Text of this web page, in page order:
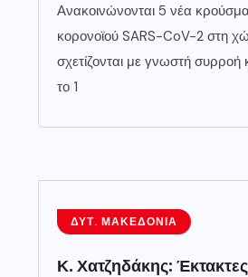
Ανακοινώνονται 5 νέα
κορονοϊού SARS-CoV-2 στη
σχετίζονται με γνωστή
το 1
ΔΥΤ. ΜΑΚΕΔΟΝΊΑ
Κ. Χατζηδάκης: Έκτακτες